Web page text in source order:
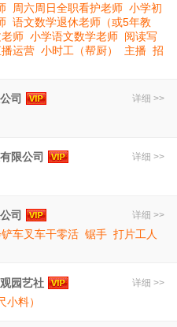
周六周日全职看护老师 小学初
语文数学退休老师（或5年教
师 小学语文数学老师 阅读写
运营 小时工（帮厨） 主播 招
详细 >>
司
详细 >>
限公司
详细 >>
司
车叉车干零活 锯手 打片工人
详细 >>
园艺社
小料）